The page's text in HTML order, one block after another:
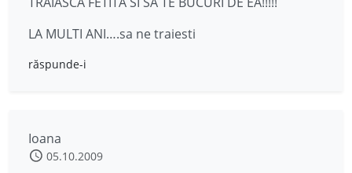
LA MULTI ANI….sa ne traiesti
răspunde-i
Ioana
05.10.2009